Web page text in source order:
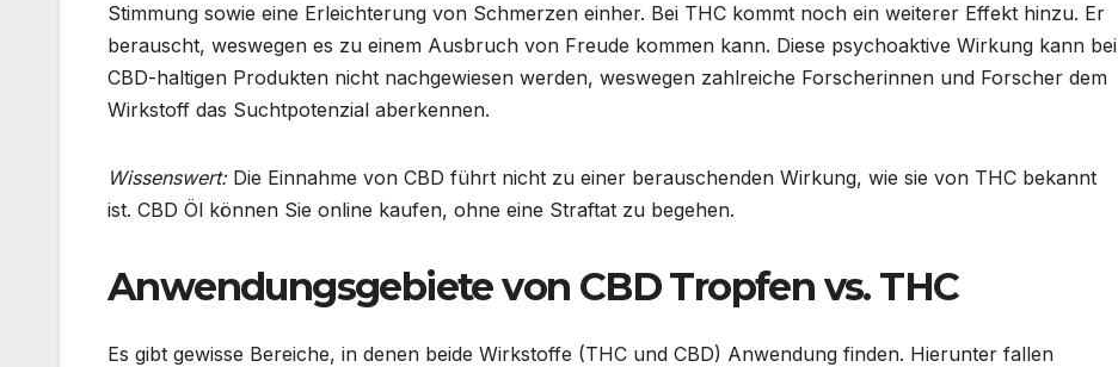
Stimmung sowie eine Erleichterung von Schmerzen einher. Bei THC kommt noch ein weiterer Effekt hinzu. Er
berauscht, weswegen es zu einem Ausbruch von Freude kommen kann. Diese psychoaktive Wirkung kann bei
CBD-haltigen Produkten nicht nachgewiesen werden, weswegen zahlreiche Forscherinnen und Forscher dem
Wirkstoff das Suchtpotenzial aberkennen.
Wissenswert:Die Einnahme von CBD führt nicht zu einer berauschenden Wirkung, wie sie von THC bekannt
ist. CBD Öl können Sie online kaufen, ohne eine Straftat zu begehen.
Anwendungsgebiete von CBD Tropfen vs. THC
Es gibt gewisse Bereiche, in denen beide Wirkstoffe (THC und CBD) Anwendung finden. Hierunter fallen